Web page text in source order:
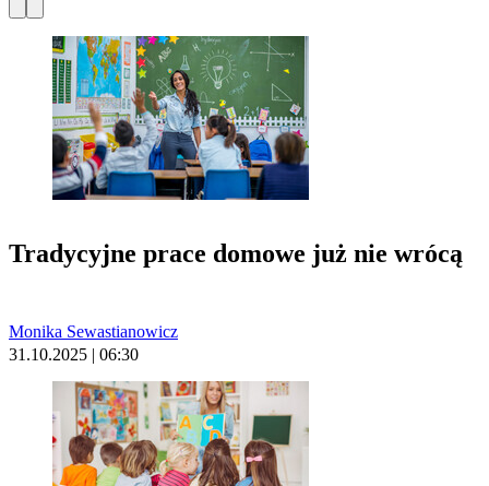
Tradycyjne prace domowe już nie wrócą
Monika Sewastianowicz
31.10.2025 | 06:30